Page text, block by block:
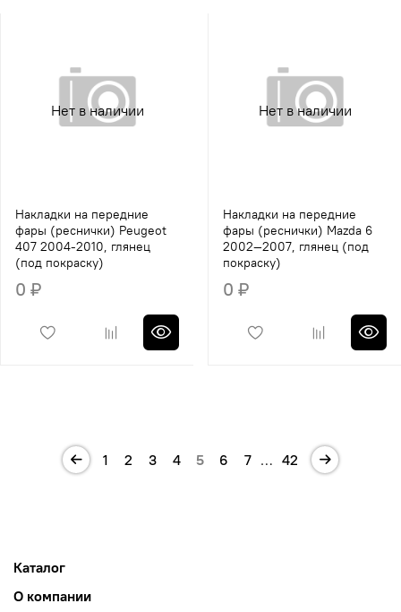
Нет в наличии
Накладки на передние
фары (реснички) Peugeot
407 2004-2010, глянец
(под покраску)
0 ₽
Нет в наличии
Накладки на передние
фары (реснички) Mazda 6
2002—2007, глянец (под
покраску)
0 ₽
1 2 3 4 5 6 7 … 42
Каталог
О компании